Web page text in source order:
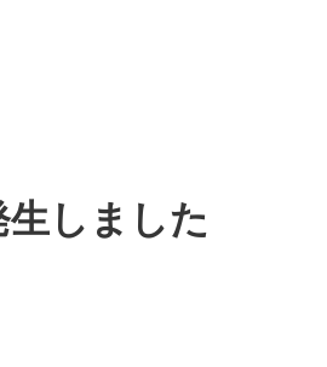
しました